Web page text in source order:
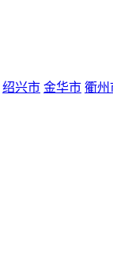
绍兴市 金华市 衢州